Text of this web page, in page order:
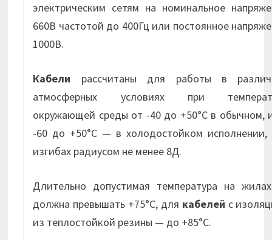
электрическим сетям на номинальное
660В частотой до 400Гц или постоянное
1000В.
Кабели рассчитаны для работы в
атмосферных условиях при
окружающей среды от -40 до +50°С в обычном,
-60 до +50°С — в холодостойком исполнении,
изгибах радиусом не менее 8Д.
Длительно допустимая температура на
должна превышать +75°С, для кабелей с
из теплостойкой резины — до +85°С.